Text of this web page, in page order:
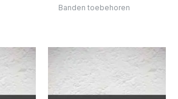
Banden toebehoren